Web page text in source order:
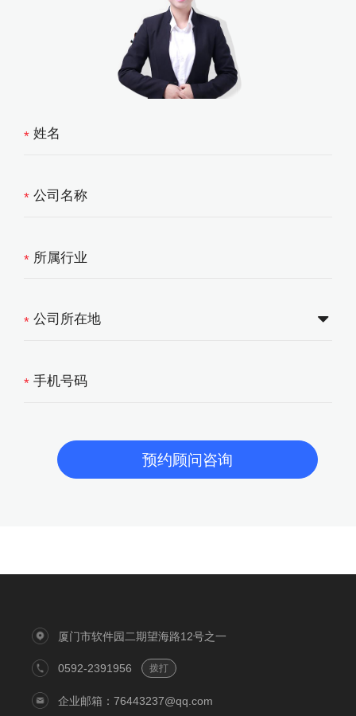
*
*
*
*
*
厦门市软件园二期望海路12号之一
0592-2391956 拨打
企业邮箱：76443237@qq.com